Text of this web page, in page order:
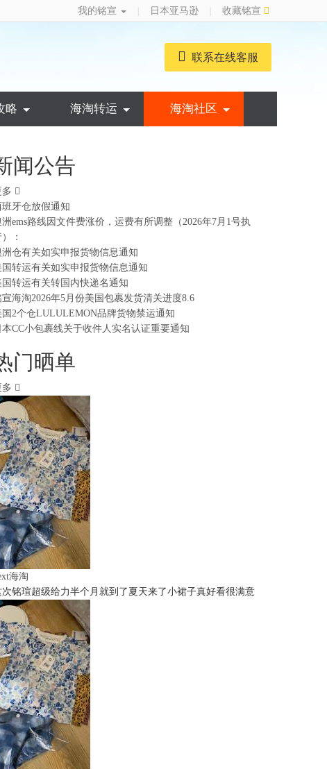
我的铭宣 日本亚马逊
收藏铭宣
联系在线客服
略 海淘转运 海淘社区
闻公告
多
班牙仓放假通知
洲ems路线因文件费涨价，运费有所调整（2026年7月1号执
：
洲仓有关如实申报货物信息通知
国转运有关如实申报货物信息通知
国转运有关转国内快递名通知
宣海淘2026年5月份美国包裹发货清关进度8.6
国2个仓LULULEMON品牌货物禁运通知
本CC小包裹线关于收件人实名认证重要通知
门晒单
多
海淘
次铭瑄超级给力半个月就到了夏天来了小裙子真好看很满意